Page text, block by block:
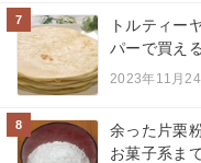
7
トルティー
パーで買え
2023年11月24
8
余った片栗
お菓子系ま